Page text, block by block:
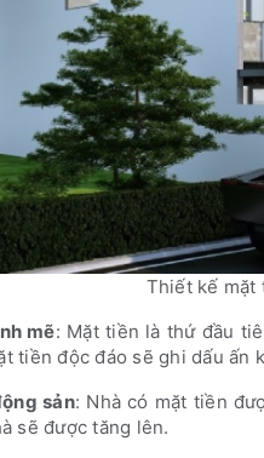
Thiết kế mặt
mẽ: Mặt tiền là thứ đầu
tiền độc đáo sẽ ghi dấu ấn
sản: Nhà có mặt tiền
sẽ được tăng lên.